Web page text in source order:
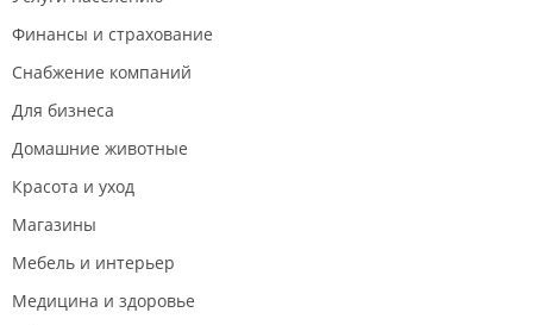
Финансы и страхование
Снабжение компаний
Для бизнеса
Домашние животные
Красота и уход
Магазины
Мебель и интерьер
Медицина и здоровье